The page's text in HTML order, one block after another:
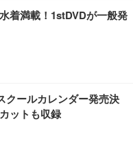
着満載！1stDVDが一般発
クールカレンダー発売決
ットも収録